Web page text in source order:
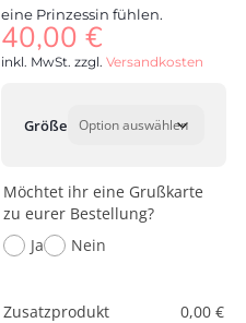
eine Prinzessin fühlen.
40,00 €
inkl. MwSt. zzgl. Versandkosten
Größe
Möchtet ihr eine Grußkarte
zu eurer Bestellung?
Ja
Nein
Zusatzprodukt 0,00€